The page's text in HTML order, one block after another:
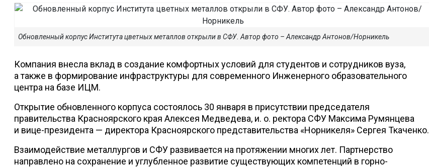
Обновленный корпус Института цветных металлов открыли в СФУ. Автор фото – Александр Антонов/Норникель
Компания внесла вклад в создание комфортных условий для студентов и сотрудников вуза,
а также в формирование инфраструктуры для современного Инженерного образовательного
центра на базе ИЦМ.
Открытие обновленного корпуса состоялось 30 января в присутствии председателя
правительства Красноярского края Алексея Медведева, и. о. ректора СФУ Максима Румянцева
и вице-президента — директора Красноярского представительства «Норникеля» Сергея Ткаченко.
Взаимодействие металлургов и СФУ развивается на протяжении многих лет. Партнерство
направлено на сохранение и углубленное развитие существующих компетенций в горно-